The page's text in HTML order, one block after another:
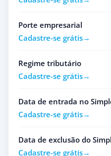
Porte empresarial
Cadastre-se grátis
Regime tributário
Cadastre-se grátis
Data de entrada no
Cadastre-se grátis
Data de exclusão do
Cadastre-se grátis